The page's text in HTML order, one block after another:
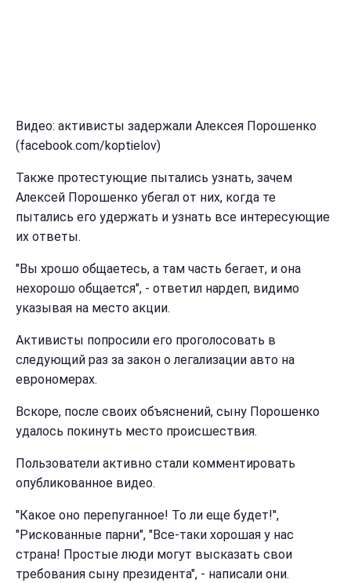
Видео: активисты задержали Алексея Порошенко
(facebook.com/koptielov)
Также протестующие пытались узнать, зачем
Алексей Порошенко убегал от них, когда те
пытались его удержать и узнать все интересующие
их ответы.
"Вы хрошо общаетесь, а там часть бегает, и она
нехорошо общается", - ответил нардеп, видимо
указывая на место акции.
Активисты попросили его проголосовать в
следующий раз за закон о легализации авто на
еврономерах.
Вскоре, после своих объяснений, сыну Порошенко
удалось покинуть место происшествия.
Пользователи активно стали комментировать
опубликованное видео.
"Какое оно перепуганное! То ли еще будет!",
"Рискованные парни", "Все-таки хорошая у нас
страна! Простые люди могут высказать свои
требования сыну президента", - написали они.